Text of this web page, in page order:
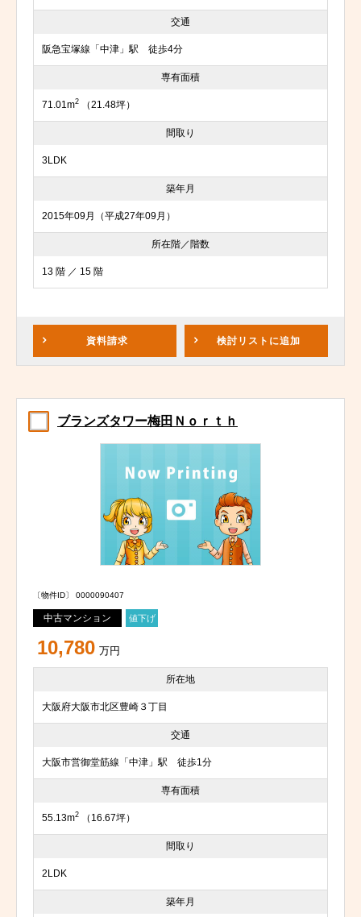
交通
阪急宝塚線「中津」駅 徒歩4分
専有面積
71.01m2 （21.48坪）
間取り
3LDK
築年月
2015年09月（平成27年09月）
所在階／階数
13 階 ／ 15 階
資料請求 検討リスト に追加
ブランズタワー梅田Ｎｏｒｔｈ
〔物件ID〕 0000090407
中古マンション 値下げ
10,780 万円
所在地
大阪府大阪市北区豊崎３丁目
交通
大阪市営御堂筋線「中津」駅 徒歩1分
専有面積
55.13m2 （16.67坪）
間取り
2LDK
築年月